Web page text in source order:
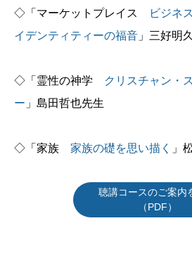
◇「マーケットプレイス
ビジネ
イデンティティーの福音 」三好明
◇「霊性の神学
クリスチャン・
ー 」島田哲也先生
◇「家族 家族の礎を思い描く 」
聴講コースのご案内
（PDF）